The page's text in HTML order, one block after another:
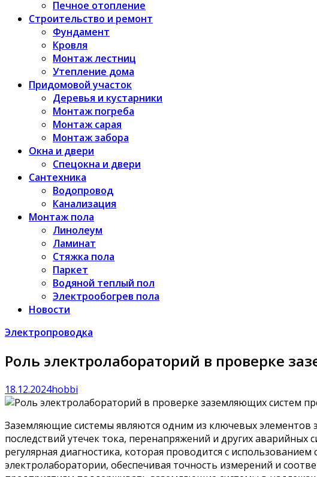
Печное отопление
Строительство и ремонт
Фундамент
Кровля
Монтаж лестниц
Утепление дома
Придомовой участок
Деревья и кустарники
Монтаж погреба
Монтаж сарая
Монтаж забора
Окна и двери
Спецокна и двери
Сантехника
Водопровод
Канализация
Монтаж пола
Линолеум
Ламинат
Стяжка пола
Паркет
Водяной теплый пол
Электрообогрев пола
Новости
Электропроводка
Роль электролабораторий в проверке
18.12.2024hobbi
Заземляющие системы являются одним из ключевых элементов
последствий утечек тока, перенапряжений и других аварийных
регулярная диагностика, которая проводится с
электролаборатории, обеспечивая точность измерений и